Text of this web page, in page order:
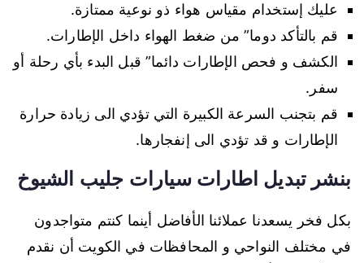
عليك إستخدام مقياس هواء ذو نوعية ممتازة.
قم بالتأكد دوما” من ضغط الهواء داخل الإطارات.
الكشف و فحص الإطارات دائما” قبل البدء بأي رحلة أو
سفر.
قم بتجنب السرعة الكبيرة التي تؤدي الى زيادة حرارة
الإطارات و قد تؤدي الى إنفجارها.
بنشر تبديل اطارات سيارات جليب الشيوخ
بكل فخر يسعدنا عملائنا الأفاضل أينما كنتم متواجدون
في مختلف النواحي و المحافظات في الكويت أن نقدم